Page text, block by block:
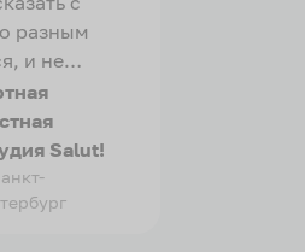
разным
и не
на
Хозяин
души
Salut!